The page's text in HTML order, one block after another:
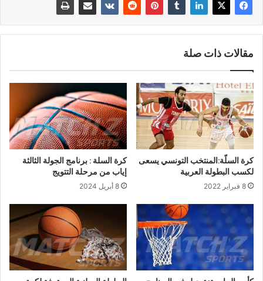
مقالات ذات صلة
كرة السلّة:المنتخب التونسي يسعى
لكسب البطولة العربية
8 فبراير 2022
كرة السلة : برنامج الجولة الثالثة
إياب من مرحلة التتويج
8 أبريل 2024